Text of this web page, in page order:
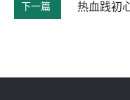
下一篇